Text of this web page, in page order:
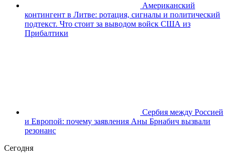
Американский
контингент в Литве: ротация, сигналы и политический
подтекст. Что стоит за выводом войск США из
Прибалтики
Сербия между Россией
и Европой: почему заявления Аны Брнабич вызвали
резонанс
Сегодня